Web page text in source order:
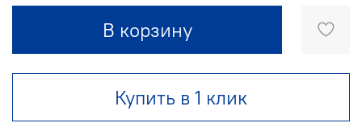
В корзину
Купить в 1 клик